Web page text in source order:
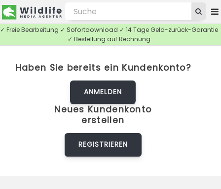
✓ Freie Bearbeitung ✓ Sofortdownload ✓ 14 Tage Geld-zurück-Garantie
✓ Bestellung auf Rechnung
Haben Sie bereits ein Kundenkonto?
ANMELDEN
Neues Kundenkonto
erstellen
REGISTRIEREN